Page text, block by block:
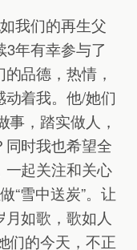
我们的再生父
3年有幸参与了
品德，热情，
着我。他/她们
事，踏实做人，
时我也希望全
一起关注和关心
“雪中送炭”。让
如歌，歌如人
们的今天，不正